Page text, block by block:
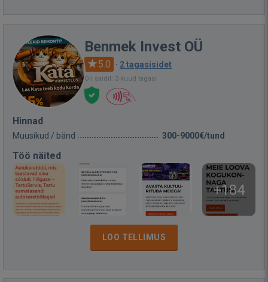
Benmek Invest OÜ
5.0 · 2 tagasisidet
Oli saidil: 3 kuud tagasi
Hinnad
Muusikud / bänd 300-9000€/tund
Töö näited
+184
LOO TELLIMUS